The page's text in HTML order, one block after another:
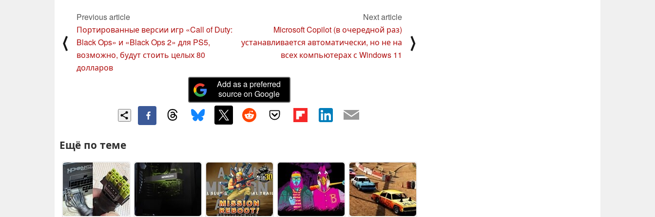
⟨
Previous article
Портированные версии игр «Call of Duty:
Black Ops» и «Black Ops 2» для PS5,
возможно, будут стоить целых 80
долларов
Next article
Microsoft Copilot (в очередной раз)
устанавливается автоматически, но не на
всех компьютерах с Windows 11
⟩
Add as a preferred
source on Google
Ещё по теме